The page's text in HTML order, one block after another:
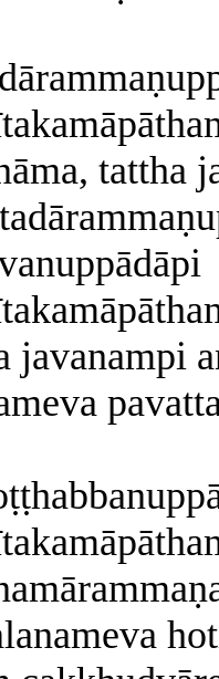
tattha
javanampi